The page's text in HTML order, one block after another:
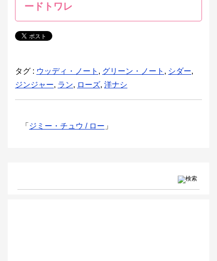
ードトワレ
タグ : ウッディ・ノート , グリーン・ノート , シダー,
ジンジャー, ラン, ローズ, 洋ナシ
「 ジミー・チュウ / ロー 」